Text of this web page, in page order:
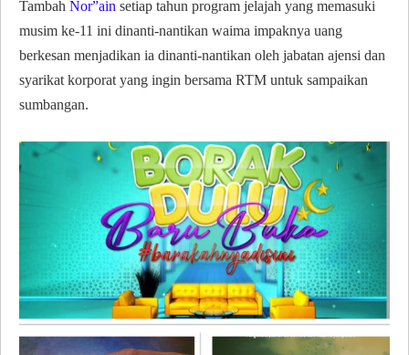
Tambah Nor”ain setiap tahun program jelajah yang memasuki
musim ke-11 ini dinanti-nantikan waima impaknya uang
berkesan menjadikan ia dinanti-nantikan oleh jabatan ajensi dan
syarikat korporat yang ingin bersama RTM untuk sampaikan
sumbangan.